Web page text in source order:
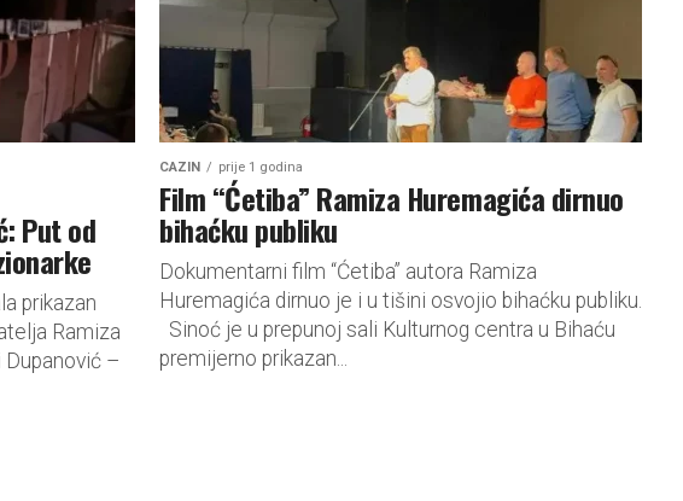
Put od
prikazan
Ramiza
Dupanović –
CAZIN prije 1 godina
Film “Ćetiba” Ramiza Huremagića dirnuo
bihaćku publiku
Dokumentarni film “Ćetiba” autora Ramiza
Huremagića dirnuo je i u tišini osvojio bihaćku publiku.
Sinoć je u prepunoj sali Kulturnog centra u Bihaću
premijerno prikazan...